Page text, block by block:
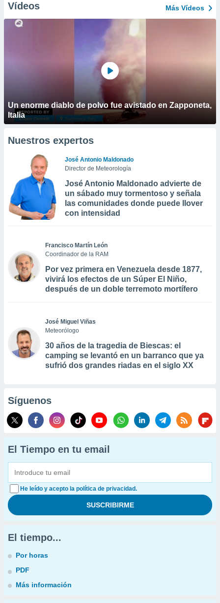
Vídeos Más Vídeos
Un enorme diablo de polvo fue avistado en Zapponeta,
Italia
Nuestros expertos
José Antonio Maldonado
Director de Meteorología
José Antonio Maldonado advierte de
un sábado muy tormentoso y señala
las comunidades donde puede llover
con intensidad
Francisco Martín León
Coordinador de la RAM
Por vez primera en Venezuela desde 1877,
vivirá los efectos de un Súper El Niño,
después de un doble terremoto mortífero
José Miguel Viñas
Meteorólogo
30 años de la tragedia de Biescas: el
camping se levantó en un barranco que ya
sufrió dos grandes riadas en el siglo XX
Síguenos
El Tiempo en tu email
He leído y acepto la política de privacidad.
El tiempo...
Por horas
PDF
Más información